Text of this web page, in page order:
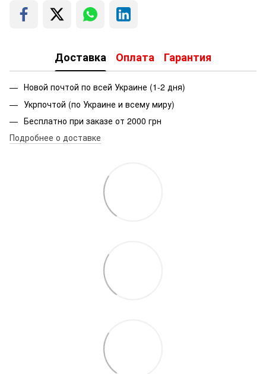
Доставка Оплата Гарантия
Новой почтой по всей Украине (1-2 дня)
Укрпочтой (по Украине и всему миру)
Бесплатно при заказе от 2000 грн
Подробнее о доставке